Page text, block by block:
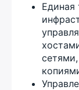
Единая